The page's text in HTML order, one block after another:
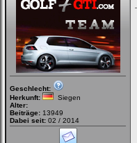
Geschlecht:
Herkunft:
Siegen
Alter:
Beiträge: 13949
Dabei seit: 02 / 2014